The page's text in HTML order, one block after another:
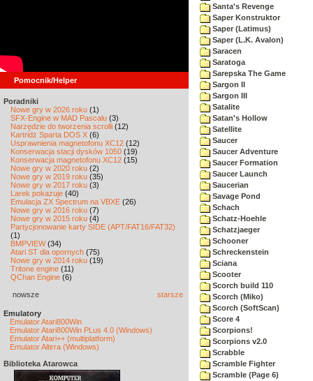
Pomocnik/Helper
Poradniki
Nowe gry w 2026 roku (1)
SFX-Engine w MAD Pascalu (3)
Narzędzie do tworzenia scrolli (12)
Kartridż Sparta DOS X (6)
Usprawnienia magnetofonu XC12 (12)
Konserwacja stacji dysków 1050 (19)
Konserwacja magnetofonu XC12 (15)
Nowe gry w 2020 roku (2)
Nowe gry w 2019 roku (35)
Nowe gry w 2017 roku (3)
Larek pokazuje (40)
Emulacja ZX Spectrum na VBXE (26)
Nowe gry w 2016 roku (7)
Nowe gry w 2015 roku (4)
Partycjonowanie karty SIDE (APT/FAT16/FAT32)
(1)
BMPVIEW(34)
Atari ST dla opornych (75)
Nowe gry w 2014 roku (19)
Tritone engine (11)
QChan Engine (6)
nowsze starsze
Emulatory
Emulator Atari800Win
Emulator Atari800Win PLus 4.0 (Windows)
Emulator Atari++ (multiplatform)
Emulator Altirra (Windows)
Biblioteka Atarowca
Santa's Revenge
Saper Konstruktor
Saper (Latimus)
Saper (L.K. Avalon)
Saracen
Saratoga
Sarepska The Game
Sargon II
Sargon III
Satalite
Satan's Hollow
Satellite
Saucer
Saucer Adventure
Saucer Formation
Saucer Launch
Saucerian
Savage Pond
Schach
Schatz-Hoehle
Schatzjaeger
Schooner
Schreckenstein
Sciana
Scooter
Scorch build 110
Scorch (Miko)
Scorch (SoftScan)
Score 4
Scorpions!
Scorpions v2.0
Scrabble
Scramble Fighter
Scramble (Page 6)